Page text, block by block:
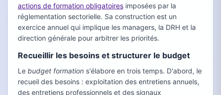
actions de formation obligatoires imposées par la
réglementation sectorielle. Sa construction est un
exercice annuel qui implique les managers, la DRH et la
direction générale pour arbitrer les priorités.
Recueillir les besoins et structurer le budget
Le budget formation s'élabore en trois temps. D'abord, le
recueil des besoins : exploitation des entretiens annuels,
des entretiens professionnels et des signaux